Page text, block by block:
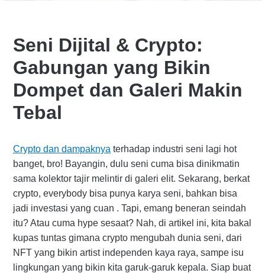
Seni Dijital & Crypto:
Gabungan yang Bikin
Dompet dan Galeri Makin
Tebal
Crypto dan dampaknya terhadap industri seni lagi hot
banget, bro! Bayangin, dulu seni cuma bisa dinikmatin
sama kolektor tajir melintir di galeri elit. Sekarang, berkat
crypto, everybody bisa punya karya seni, bahkan bisa
jadi investasi yang cuan . Tapi, emang beneran seindah
itu? Atau cuma hype sesaat? Nah, di artikel ini, kita bakal
kupas tuntas gimana crypto mengubah dunia seni, dari
NFT yang bikin artist independen kaya raya, sampe isu
lingkungan yang bikin kita garuk-garuk kepala. Siap buat